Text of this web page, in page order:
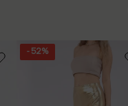
- 52%